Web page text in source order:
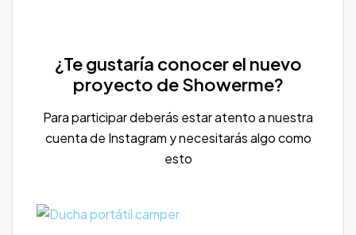
¿Te gustaría conocer el nuevo
proyecto de Showerme?
Para participar deberás estar atento a nuestra
cuenta de Instagram y necesitarás algo como
esto